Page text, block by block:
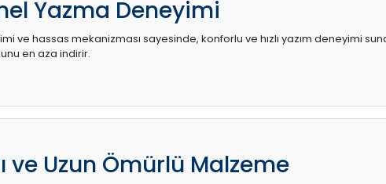
Yazma Deneyimi
ve hassas mekanizması sayesinde, konforlu ve hızlı yazım deneyimi
en aza indirir.
ve Uzun Ömürlü Malzeme